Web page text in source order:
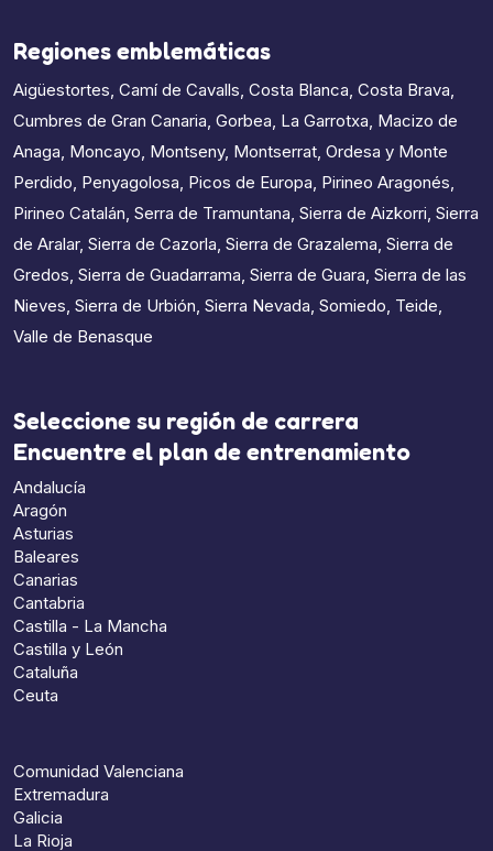
Regiones emblemáticas
Aigüestortes, Camí de Cavalls, Costa Blanca, Costa Brava,
Cumbres de Gran Canaria, Gorbea, La Garrotxa, Macizo de
Anaga, Moncayo, Montseny, Montserrat, Ordesa y Monte
Perdido, Penyagolosa, Picos de Europa, Pirineo Aragonés,
Pirineo Catalán, Serra de Tramuntana, Sierra de Aizkorri, Sierra
de Aralar, Sierra de Cazorla, Sierra de Grazalema, Sierra de
Gredos, Sierra de Guadarrama, Sierra de Guara, Sierra de las
Nieves, Sierra de Urbión, Sierra Nevada, Somiedo, Teide,
Valle de Benasque
Seleccione su región de carrera
Encuentre el plan de entrenamiento
Andalucía
Aragón
Asturias
Baleares
Canarias
Cantabria
Castilla - La Mancha
Castilla y León
Cataluña
Ceuta
Comunidad Valenciana
Extremadura
Galicia
La Rioja